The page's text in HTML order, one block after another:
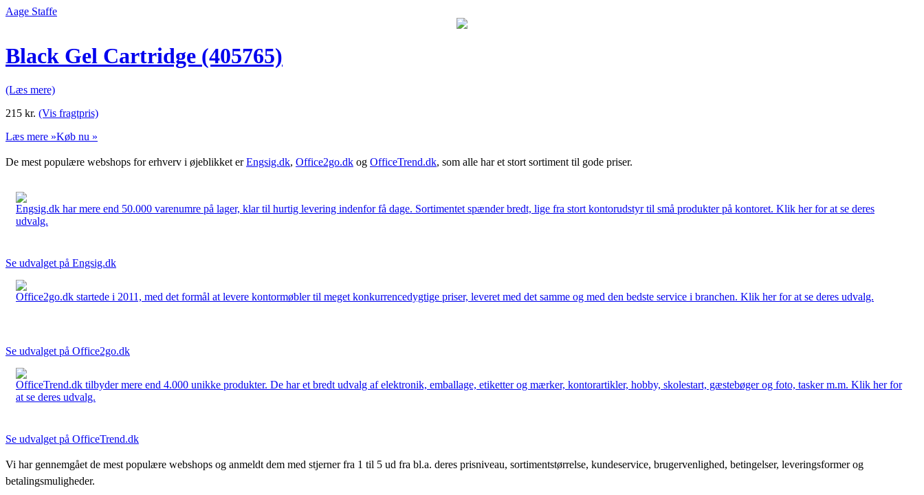
Aage Staffe
Black Gel Cartridge (405765)
(Læs mere)
215 kr. (Vis fragtpris)
Læs mere »Køb nu »
De mest populære webshops for erhverv i øjeblikket erEngsig.dk, Office2go.dk og OfficeTrend.dk, som alle har et stort sortiment til gode priser.
Engsig.dk har mere end 50.000 varenumre på lager, klar til hurtig levering indenfor få dage. Sortimentet spænder bredt, lige fra stort kontorudstyr til små produkter på kontoret. Klik her for at se deres
udvalg.
Se udvalget på Engsig.dk
Office2go.dk startede i 2011, med det formål at levere kontormøbler til meget konkurrencedygtige priser, leveret med det samme og med den bedste service i branchen. Klik her for at se deres udvalg.
Se udvalget på Office2go.dk
OfficeTrend.dk tilbyder mere end 4.000 unikke produkter. De har et bredt udvalg af elektronik, emballage, etiketter og mærker, kontorartikler, hobby, skolestart, gæstebøger og foto, tasker m.m. Klik her for
at se deres udvalg.
Se udvalget på OfficeTrend.dk
Vi har gennemgået de mest populære webshops og anmeldt dem med stjerner fra 1 til 5 ud fra bl.a. deres prisniveau, sortimentstørrelse, kundeservice, brugervenlighed, betingelser, leveringsformer og
betalingsmuligheder.